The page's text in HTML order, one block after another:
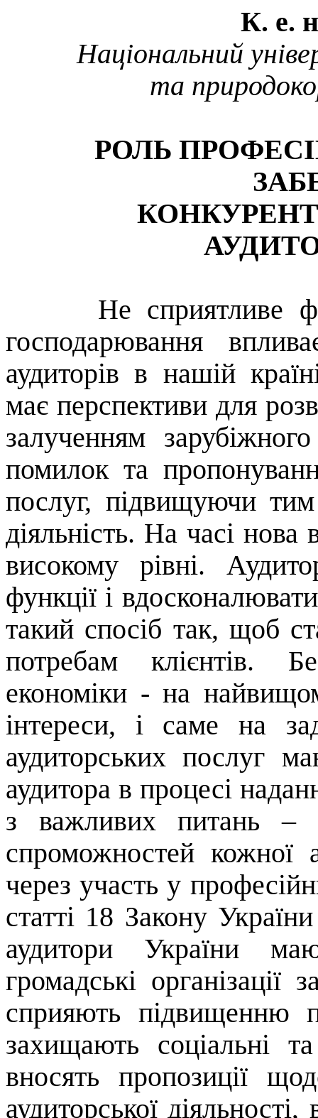
К. е.
Національний
та
РОЛЬ
Не сприятливе
господарювання
аудиторів в нашій
має перспективи для
залученням
помилок та
послуг, підвищуючи
діяльність. На часі нова
високому рівні.
функції і
такий спосіб так, щоб
потребам клієнтів.
економіки - на
інтереси, і саме на
аудиторських послуг
аудитора в процесі
з важливих питань –
спроможностей кожної
через участь у
статті 18 Закону
аудитори України
громадські
сприяють підвищенню
захищають соціальні
вносять пропозиції
аудиторської